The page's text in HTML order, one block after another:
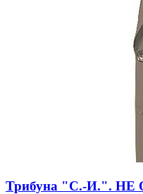
Трибуна "С.-И.".